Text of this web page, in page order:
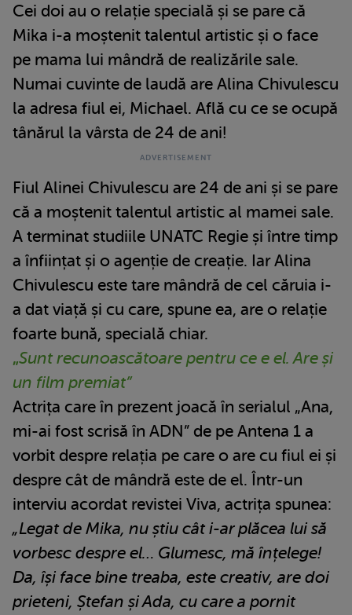
Cei doi au o relație specială și se pare că
Mika i-a moștenit talentul artistic și o face
pe mama lui mândră de realizările sale.
Numai cuvinte de laudă are Alina Chivulescu
la adresa fiul ei, Michael. Află cu ce se ocupă
tânărul la vârsta de 24 de ani!
Fiul Alinei Chivulescu are 24 de ani și se pare
că a moștenit talentul artistic al mamei sale.
A terminat studiile UNATC Regie și între timp
a înființat și o agenție de creație. Iar Alina
Chivulescu este tare mândră de cel căruia i-
a dat viață și cu care, spune ea, are o relație
foarte bună, specială chiar.
„Sunt recunoascătoare pentru ce e el. Are și
un film premiat”
Actrița care în prezent joacă în serialul „Ana,
mi-ai fost scrisă în ADN” de pe Antena 1 a
vorbit despre relația pe care o are cu fiul ei și
despre cât de mândră este de el. Într-un
interviu acordat revistei Viva, actrița spunea:
„Legat de Mika, nu știu cât i-ar plăcea lui să
vorbesc despre el… Glumesc, mă înțelege!
Da, își face bine treaba, este creativ, are doi
prieteni, Ștefan și Ada, cu care a pornit